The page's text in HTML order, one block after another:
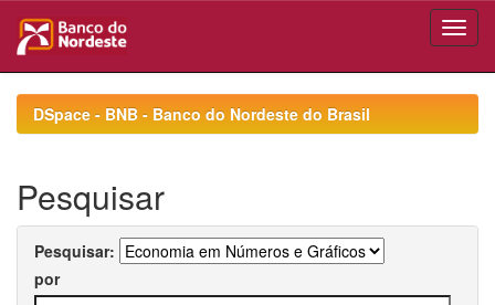
navigationDSpace - BNB - Banco do Nordeste do Brasil
Pesquisar
Pesquisar:
por